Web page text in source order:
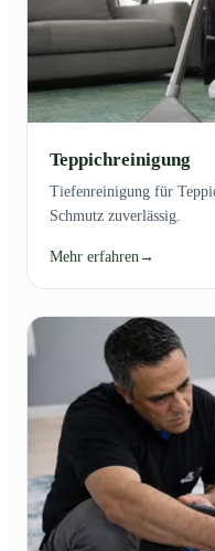
Teppichreinigung
Tiefenreinigung für
Schmutz zuverlässig.
Mehr erfahren →